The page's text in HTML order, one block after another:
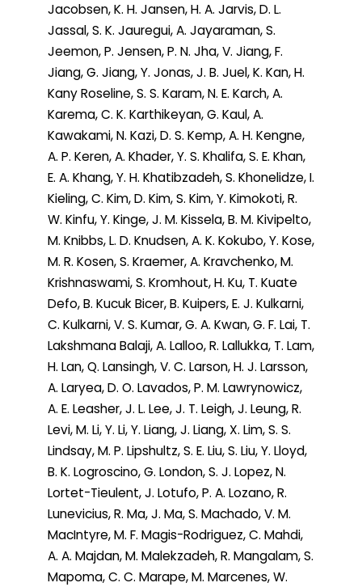
Jacobsen, K. H. Jansen, H. A. Jarvis, D. L.
Jassal, S. K. Jauregui, A. Jayaraman, S.
Jeemon, P. Jensen, P. N. Jha, V. Jiang, F.
Jiang, G. Jiang, Y. Jonas, J. B. Juel, K. Kan, H.
Kany Roseline, S. S. Karam, N. E. Karch, A.
Karema, C. K. Karthikeyan, G. Kaul, A.
Kawakami, N. Kazi, D. S. Kemp, A. H. Kengne,
A. P. Keren, A. Khader, Y. S. Khalifa, S. E. Khan,
E. A. Khang, Y. H. Khatibzadeh, S. Khonelidze, I.
Kieling, C. Kim, D. Kim, S. Kim, Y. Kimokoti, R.
W. Kinfu, Y. Kinge, J. M. Kissela, B. M. Kivipelto,
M. Knibbs, L. D. Knudsen, A. K. Kokubo, Y. Kose,
M. R. Kosen, S. Kraemer, A. Kravchenko, M.
Krishnaswami, S. Kromhout, H. Ku, T. Kuate
Defo, B. Kucuk Bicer, B. Kuipers, E. J. Kulkarni,
C. Kulkarni, V. S. Kumar, G. A. Kwan, G. F. Lai, T.
Lakshmana Balaji, A. Lalloo, R. Lallukka, T. Lam,
H. Lan, Q. Lansingh, V. C. Larson, H. J. Larsson,
A. Laryea, D. O. Lavados, P. M. Lawrynowicz,
A. E. Leasher, J. L. Lee, J. T. Leigh, J. Leung, R.
Levi, M. Li, Y. Li, Y. Liang, J. Liang, X. Lim, S. S.
Lindsay, M. P. Lipshultz, S. E. Liu, S. Liu, Y. Lloyd,
B. K. Logroscino, G. London, S. J. Lopez, N.
Lortet-Tieulent, J. Lotufo, P. A. Lozano, R.
Lunevicius, R. Ma, J. Ma, S. Machado, V. M.
MacIntyre, M. F. Magis-Rodriguez, C. Mahdi,
A. A. Majdan, M. Malekzadeh, R. Mangalam, S.
Mapoma, C. C. Marape, M. Marcenes, W.